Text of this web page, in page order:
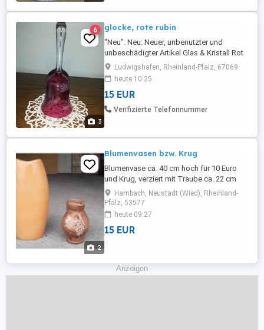
einmal im Gebrauch - sehr guter Zustand.
Aus meinem tierfreien ...
3
6 glocke, rote rubin
"Neu". Neu: Neuer, unbenutzter und
unbeschädigter Artikel Glas & Kristall Rot
Anlass: Weihnachten Hand Gravierte +
versand Dies ist ein Privatverkauf unter
Ausschluss jeglicher Garantie,
Gewährleistung und Rücknahme.
Ludwigshafen, Rheinland-Pfalz, 67069
heute 10:25
15 EUR
Verifizierte Telefonnummer
2
Blumenvasen bzw. Krug
Blumenvase ca. 40 cm hoch für 10 Euro
und Krug, verziert mit Traube ca. 22 cm
hoch für 10 Euro, bzw. zusammen für 15
Euro z.v. k
Hambach, Neustadt (Wied), Rheinland-
Pfalz, 53577
heute 09:27
15 EUR
Anzeigen